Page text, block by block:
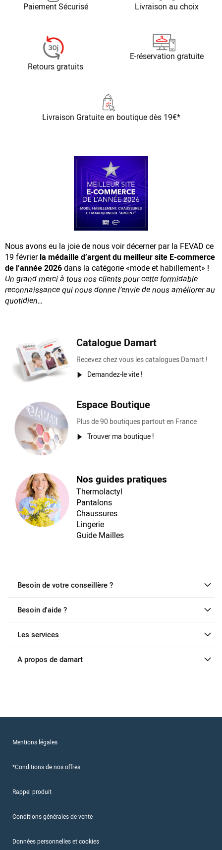
Paiement Sécurisé Livraison au choix
Retours gratuits
E-réservation gratuite
Livraison Gratuiteen boutique dès 19€*
Nous avons eu la joie de nous voir décerner par la FEVAD ce
19 févrierla médaille d’argent du meilleur site E-commerce
de l’année 2026dans la catégorie «mode et habillement» !
Un grand merci à tous nos clients pour cette formidable
reconnaissancequi nous donne l’envie de nous améliorer au
quotidien…
Catalogue Damart
Recevez chez vous les catalogues Damart !
Demandez-le vite !
Espace Boutique
Plus de 90 boutiques partout en France
Trouver ma boutique !
Nos guides pratiques
Thermolactyl
Pantalons
Chaussures
Lingerie
Guide Mailles
Besoin de votre conseillère ?
Besoin d'aide ?
Les services
A propos de damart
Mentions légales
*Conditions de nos offres
Rappel produit
Conditions générales de vente
Données personnelles et cookies